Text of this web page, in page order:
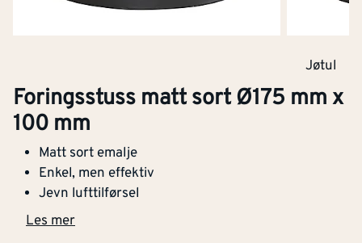
Jøtul
Foringsstuss matt sort Ø175 mm x
100 mm
Matt sort emalje
Enkel, men effektiv
Jevn lufttilførsel
Les mer
Foringsstuss matt sort Ø125-130 mm x 100
mm
Klikk og hent